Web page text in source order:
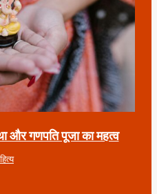
और गणपति पूजा का महत्व